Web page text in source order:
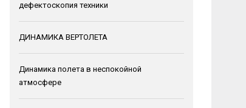
дефектоскопия техники
ДИНАМИКА ВЕРТОЛЕТА
Динамика полета в неспокойной
атмосфере